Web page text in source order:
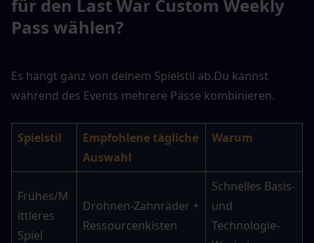
für den Last War Custom Weekly
Pass wählen?
Es hängt ganz von deinem Spielstil ab.Du kannst
während des Events mehrere Pässe kombinieren.
Spielstil
Empfohlene tägliche
Auswahl
Warum
Frühes/M
ittleres
Spiel
Drohnen-Zahnräder +
Ressourcenkisten
Schnelles Basis-
und
Technologie-